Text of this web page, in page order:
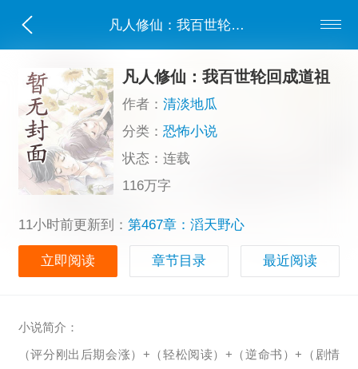
凡人修仙：我百世轮回成道祖
凡人修仙：我百世轮回成道祖
作者：清淡地瓜
分类：恐怖小说
状态：连载
116万字
11小时前更新到： 第467章：滔天野心
立即阅读 章节目录 最近阅读
小说简介：
（评分刚出后期会涨）+（轻松阅读）+（逆命书）+（剧情